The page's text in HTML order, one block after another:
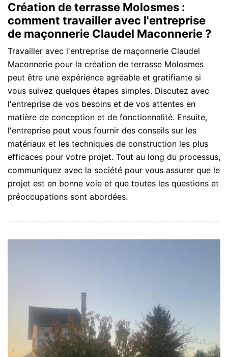
Création de terrasse Molosmes :
comment travailler avec l'entreprise
de maçonnerie Claudel Maconnerie ?
Travailler avec l'entreprise de maçonnerie Claudel
Maconnerie pour la création de terrasse Molosmes
peut être une expérience agréable et gratifiante si
vous suivez quelques étapes simples. Discutez avec
l'entreprise de vos besoins et de vos attentes en
matière de conception et de fonctionnalité. Ensuite,
l'entreprise peut vous fournir des conseils sur les
matériaux et les techniques de construction les plus
efficaces pour votre projet. Tout au long du processus,
communiquez avec la société pour vous assurer que le
projet est en bonne voie et que toutes les questions et
préoccupations sont abordées.